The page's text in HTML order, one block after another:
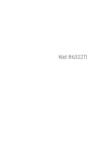
Kód:86322TI